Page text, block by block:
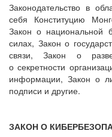
Законодательство в
себя Конституцию
Закон о национальной
силах, Закон о
связи, Закон о
о секретности
информации, Закон о
подписи и другие.
ЗАКОН О